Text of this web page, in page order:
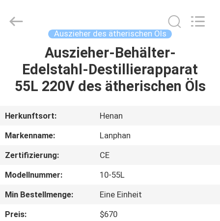
PRODUKTE
VIDEOS
UNS
FABRIK-
AUSFLUG
Co.,Ltd.
Auszieher des ätherischen Öls
Auszieher-Behälter-
Edelstahl-Destillierapparat
55L 220V des ätherischen Öls
Herkunftsort:
Henan
Markenname:
Lanphan
Zertifizierung:
CE
Modellnummer:
10-55L
Min Bestellmenge:
Eine Einheit
Preis:
$670